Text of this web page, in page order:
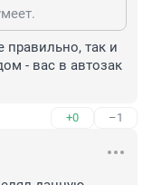
правильно, так и
- вас в автозак
+0 –1